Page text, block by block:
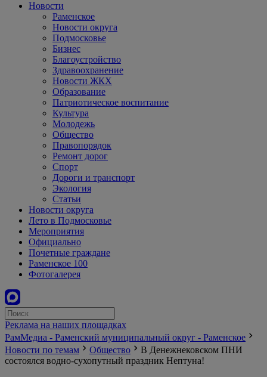
Новости
Раменское
Новости округа
Подмосковье
Бизнес
Благоустройство
Здравоохранение
Новости ЖКХ
Образование
Патриотическое воспитание
Культура
Молодежь
Общество
Правопорядок
Ремонт дорог
Спорт
Дороги и транспорт
Экология
Статьи
Новости округа
Лето в Подмосковье
Мероприятия
Официально
Почетные граждане
Раменское 100
Фотогалерея
Реклама на наших площадках
РамМедиа - Раменский муниципальный округ - Раменское
Новости по темам
Общество
В Денежнековском ПНИ
состоялся водно-сухопутный праздник Нептуна!